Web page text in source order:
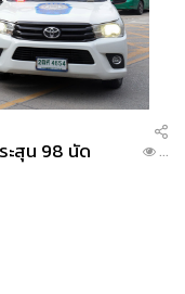
ะสุน 98 นัด
...